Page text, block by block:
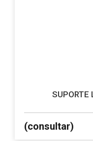
SUPORTE
(consultar)